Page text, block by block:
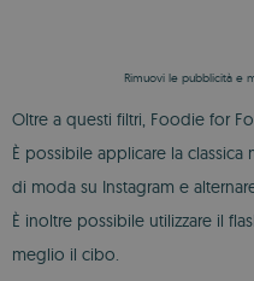
Rimuovi le pubblicità e
Oltre a questi filtri, Foodie for
È possibile applicare la
di moda su Instagram e
È inoltre possibile utilizzare il
meglio il cibo.